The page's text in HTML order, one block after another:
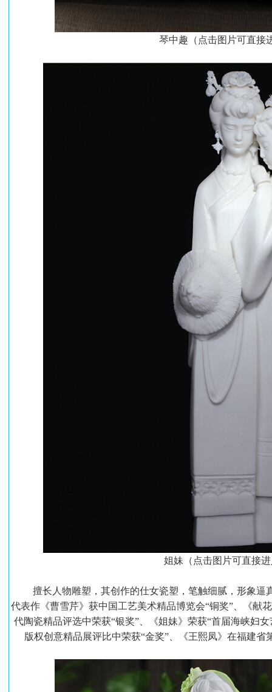
琴中趣（点击图片可直接
姐妹（点击图片可直接
擅长人物雕塑，其创作的仕女瓷塑，笔触细腻，形象逼
代表作《曹雪芹》获中国工艺美术精品博览会“铜奖”、《献
代陶瓷精品评选中荣获“银奖”、《姐妹》荣获“首届海峡妇
版权创意精品展评比中荣获“金奖”、《王熙凤》在福建省